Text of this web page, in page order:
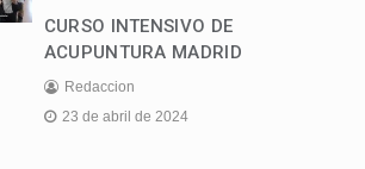
CURSO INTENSIVO DE
ACUPUNTURA MADRID
Redaccion
23 de abril de 2024